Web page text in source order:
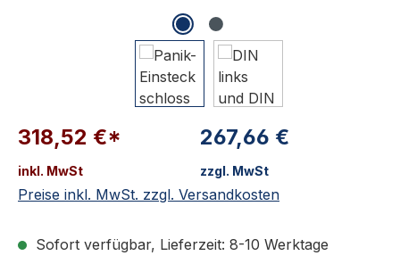
318,52 €*
inkl. MwSt
267,66 €
zzgl. MwSt
Preise inkl. MwSt. zzgl. Versandkosten
Sofort verfügbar, Lieferzeit: 8-10 Werktage